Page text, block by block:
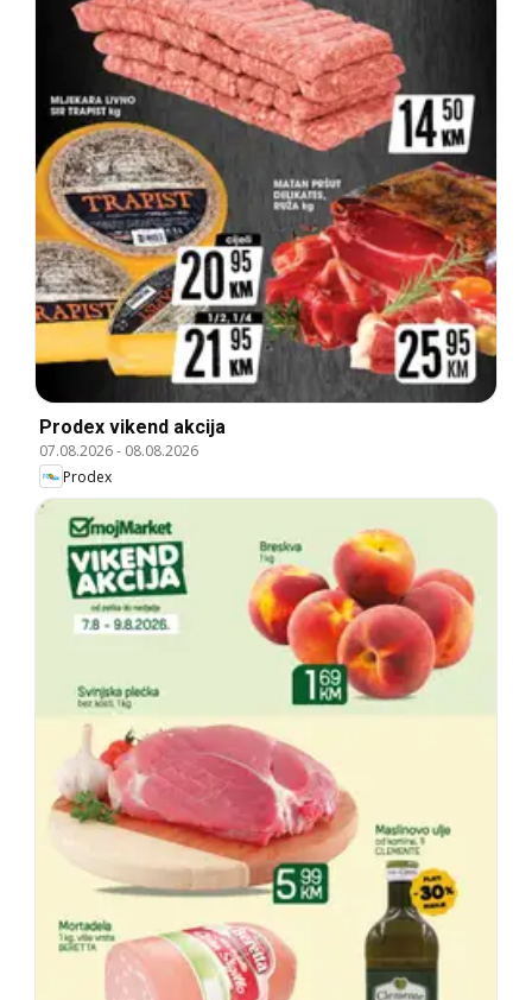
Prodex vikend akcija
07.08.2026- 08.08.2026
Prodex